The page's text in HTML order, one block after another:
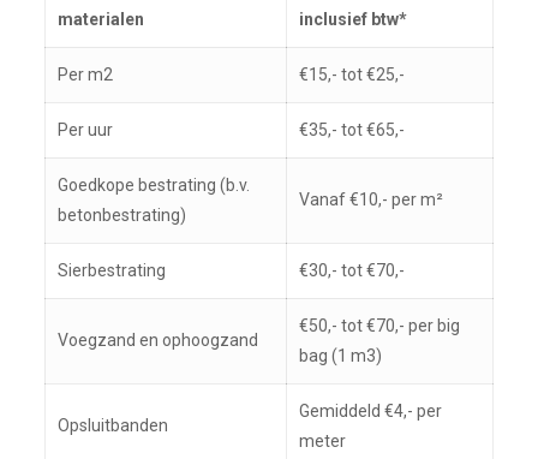
materialen
inclusief btw*
Per m2 €15,- tot €25,-
Per uur €35,- tot €65,-
Goedkope bestrating (b.v.
betonbestrating)
Vanaf €10,- per m²
Sierbestrating €30,- tot €70,-
Voegzand en ophoogzand
€50,- tot €70,- per big
bag (1 m3)
Opsluitbanden
Gemiddeld €4,- per
meter